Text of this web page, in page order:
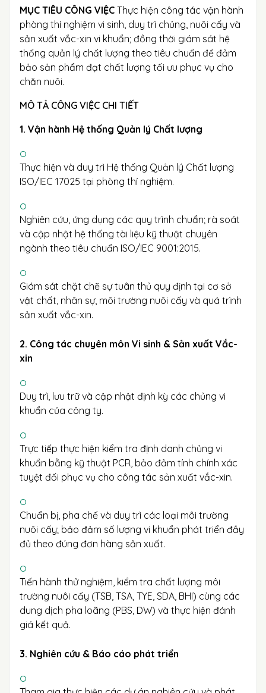
MỤC TIÊU CÔNG VIỆC Thực hiện công tác vận hành
phòng thí nghiệm vi sinh, duy trì chủng, nuôi cấy và
sản xuất vắc-xin vi khuẩn; đồng thời giám sát hệ
thống quản lý chất lượng theo tiêu chuẩn để đảm
bảo sản phẩm đạt chất lượng tối ưu phục vụ cho
chăn nuôi.
MÔ TẢ CÔNG VIỆC CHI TIẾT
1. Vận hành Hệ thống Quản lý Chất lượng
Thực hiện và duy trì Hệ thống Quản lý Chất lượng
ISO/IEC 17025 tại phòng thí nghiệm.
Nghiên cứu, ứng dụng các quy trình chuẩn; rà soát
và cập nhật hệ thống tài liệu kỹ thuật chuyên
ngành theo tiêu chuẩn ISO/IEC 9001:2015.
Giám sát chặt chẽ sự tuân thủ quy định tại cơ sở
vật chất, nhân sự, môi trường nuôi cấy và quá trình
sản xuất vắc-xin.
2. Công tác chuyên môn Vi sinh & Sản xuất Vắc-
xin
Duy trì, lưu trữ và cập nhật định kỳ các chủng vi
khuẩn của công ty.
Trực tiếp thực hiện kiểm tra định danh chủng vi
khuẩn bằng kỹ thuật PCR, bảo đảm tính chính xác
tuyệt đối phục vụ cho công tác sản xuất vắc-xin.
Chuẩn bị, pha chế và duy trì các loại môi trường
nuôi cấy; bảo đảm số lượng vi khuẩn phát triển đầy
đủ theo đúng đơn hàng sản xuất.
Tiến hành thử nghiệm, kiểm tra chất lượng môi
trường nuôi cấy (TSB, TSA, TYE, SDA, BHI) cùng các
dung dịch pha loãng (PBS, DW) và thực hiện đánh
giá kết quả.
3. Nghiên cứu & Báo cáo phát triển